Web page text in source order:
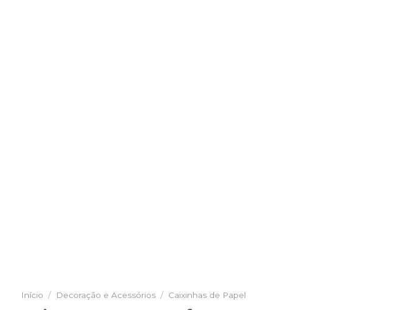
Início / Decoração e Acessórios / Caixinhas de Papel